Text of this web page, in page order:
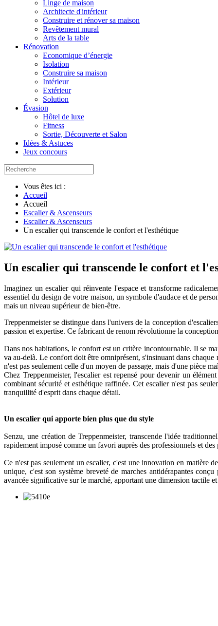
Linge de maison
Architecte d'intérieur
Construire et rénover sa maison
Revêtement mural
Arts de la table
Rénovation
Economique d’énergie
Isolation
Construire sa maison
Intérieur
Extérieur
Solution
Évasion
Hôtel de luxe
Fitness
Sortie, Découverte et Salon
Idées & Astuces
Jeux concours
Vous êtes ici :
Accueil
Accueil
Escalier & Ascenseurs
Escalier & Ascenseurs
Un escalier qui transcende le confort et l'esthétique
Un escalier qui transcende le confort et
Imaginez un escalier qui réinvente l'espace et transforme
essentiel du design de votre maison, un symbole d'audace et de
mais un niveau supérieur de bien-être.
Treppenmeister se distingue dans l'univers de la conception
passion et expertise. Ce fabricant de renom révolutionne la
Dans nos habitations, le confort est un critère incontournable. Il se
va au-delà. Le confort doit être omniprésent, s'insinuant dans
n'est pas seulement celle d'un moyen de passage, mais d'une pièce
Chez Treppenmeister, l'escalier est repensé pour devenir un
combinant sécurité et esthétique raffinée. Cet escalier n'est pas
tranquillité d'esprit dans chaque détail.
Un escalier qui apporte bien plus que du style
Senzu, une création de Treppenmeister, transcende l'idée
rapidement imposé comme un favori auprès des professionnels et
Ce n'est pas seulement un escalier, c'est une innovation en matière
unique, c'est son système breveté de marches antidérapantes
avancée significative sur le marché, apportant une dimension tactile